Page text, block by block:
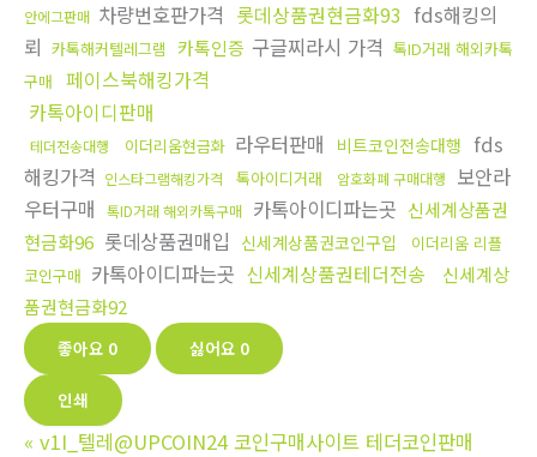
안에그판매 차량번호판가격 롯데상품권현금화93 fds해킹의
뢰 카톡해커텔레그램 카톡인증 구글찌라시 가격 톡ID거래 해외카톡
구매
페이스북해킹가격
카톡아이디판매
테더전송대행 이더리움현금화 라우터판매 비트코인전송대행 fds
해킹가격 인스타그램해킹가격 톡아이디거래 암호화폐 구매대행
보안라
우터구매
톡ID거래 해외카톡구매 카톡아이디파는곳 신세계상품권
현금화96 롯데상품권매입 신세계상품권코인구입
이더리움 리플
코인구매 카톡아이디파는곳 신세계상품권테더전송
신세계상
품권현금화92
좋아요 0 싫어요 0
인쇄
« v1I_텔레@UPCOIN24 코인구매사이트 테더코인판매